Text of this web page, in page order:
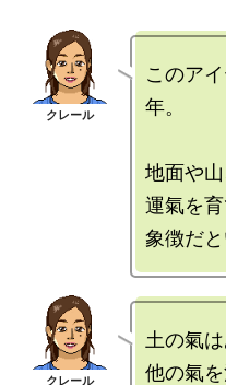
このア
年。
地面や
運氣を
土の氣
他の氣